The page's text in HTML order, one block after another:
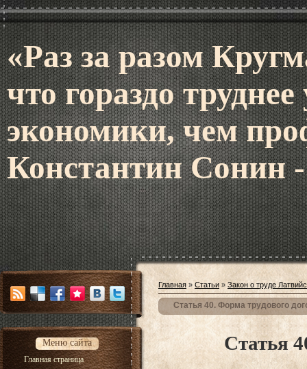
«Раз за разом
что гораздо
экономики, чем
Константин Сонин
Меню сайта
Главная страница
Главная » Статьи » Закон о труде
Статья 40. Форма трудового
Статья